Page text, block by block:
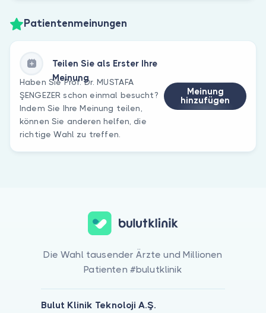
Patientenmeinungen
Teilen Sie als Erster Ihre
Meinung
Haben Sie Prof. Dr. MUSTAFA
ŞENGEZER schon einmal besucht?
Indem Sie Ihre Meinung teilen,
können Sie anderen helfen, die
richtige Wahl zu treffen.
Meinung
hinzufügen
Die Wahl tausender Ärzte und Millionen
Patienten #bulutklinik
Bulut Klinik Teknoloji A.Ş.